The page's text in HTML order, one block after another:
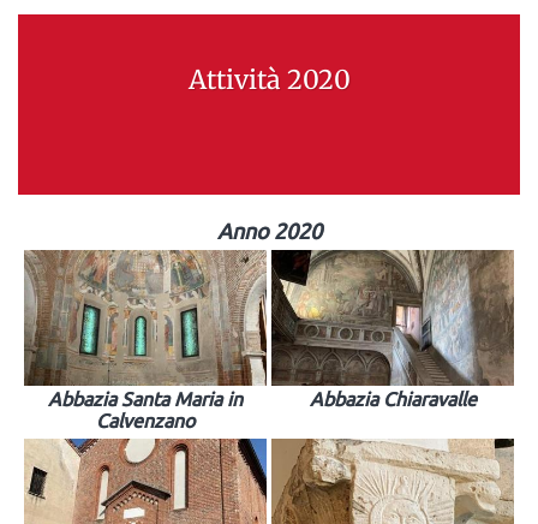
Attività 2020
Anno 2020
Abbazia Santa Maria in
Calvenzano
Abbazia Chiaravalle